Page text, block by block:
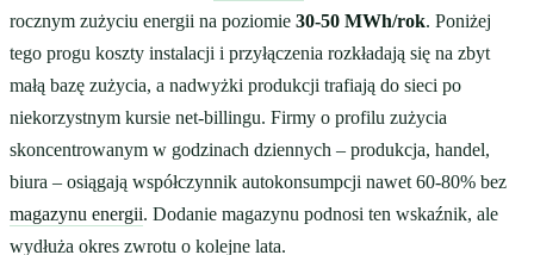
rocznym zużyciu energii na poziomie 30-50 MWh/rok. Poniżej
tego progu koszty instalacji i przyłączenia rozkładają się na zbyt
małą bazę zużycia, a nadwyżki produkcji trafiają do sieci po
niekorzystnym kursie net-billingu. Firmy o profilu zużycia
skoncentrowanym w godzinach dziennych – produkcja, handel,
biura – osiągają współczynnik autokonsumpcji nawet 60-80% bez
magazynu energii. Dodanie magazynu podnosi ten wskaźnik, ale
wydłuża okres zwrotu o kolejne lata.